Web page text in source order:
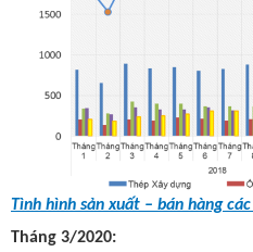
Tình hình sản xuất – bán hàng
Tháng 3/2020: